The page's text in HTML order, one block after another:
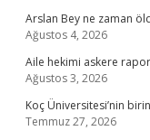
Arslan Bey ne zaman
Ağustos 4, 2026
Aile hekimi askere
Ağustos 3, 2026
Koç Üniversitesi’nin
Temmuz 27, 2026